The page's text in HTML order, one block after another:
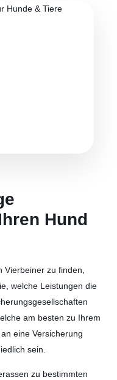
Hund
zu finden,
welche Leistungen die
am besten zu Ihrem
eine Versicherung
sein.
zu bestimmten